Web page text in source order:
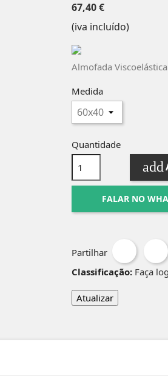
67,40 €
(iva incluído)
Almofada
Medida
Quantidade
add
FALAR NO
Partilhar
Classificação: Faça